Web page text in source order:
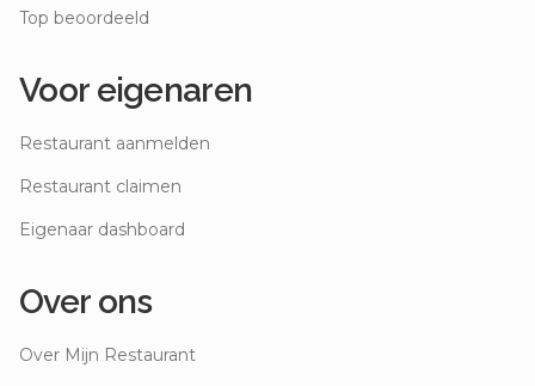
Top beoordeeld
Voor eigenaren
Restaurant aanmelden
Restaurant claimen
Eigenaar dashboard
Over ons
Over Mijn Restaurant